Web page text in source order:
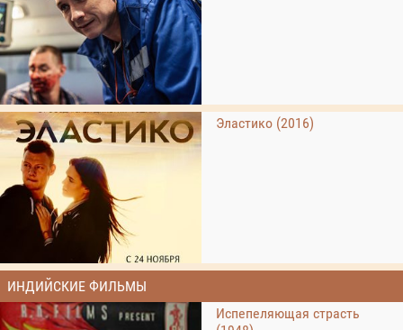
Эластико (2016)
ИНДИЙСКИЕ ФИЛЬМЫ
Испепеляющая страсть